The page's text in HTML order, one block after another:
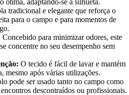
tradicional e elegante que reforça o
para o campo e para momentos de
Concebido para minimizar odores, este
concentre no seu desempenho sem
O tecido é fácil de lavar e mantém
mesmo após várias utilizações.
pode ser usado tanto no campo como
descontraídos ou profissionais.